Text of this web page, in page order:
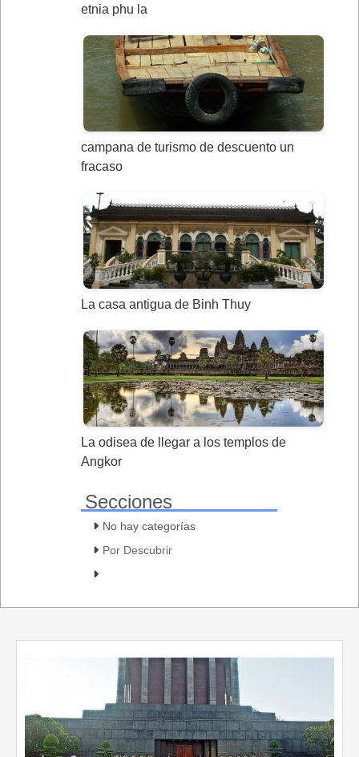
etnia phu la
campana de turismo de descuento un
fracaso
La casa antigua de Binh Thuy
La odisea de llegar a los templos de
Angkor
Secciones
No hay categorías
Por Descubrir